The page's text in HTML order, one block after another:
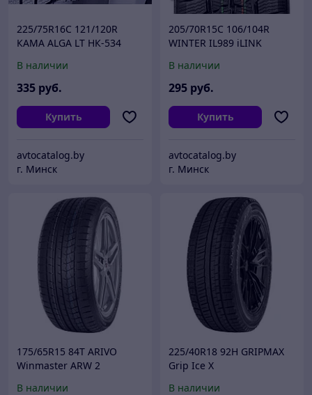
225/75R16C 121/120R
КАМА ALGA LT НК-534
В наличии
335 руб.
Купить
avtocatalog.by
г. Минск
205/70R15C 106/104R
WINTER IL989 iLINK
В наличии
295 руб.
Купить
avtocatalog.by
г. Минск
175/65R15 84T ARIVO
Winmaster ARW 2
В наличии
225/40R18 92H GRIPMAX
Grip Ice X
В наличии